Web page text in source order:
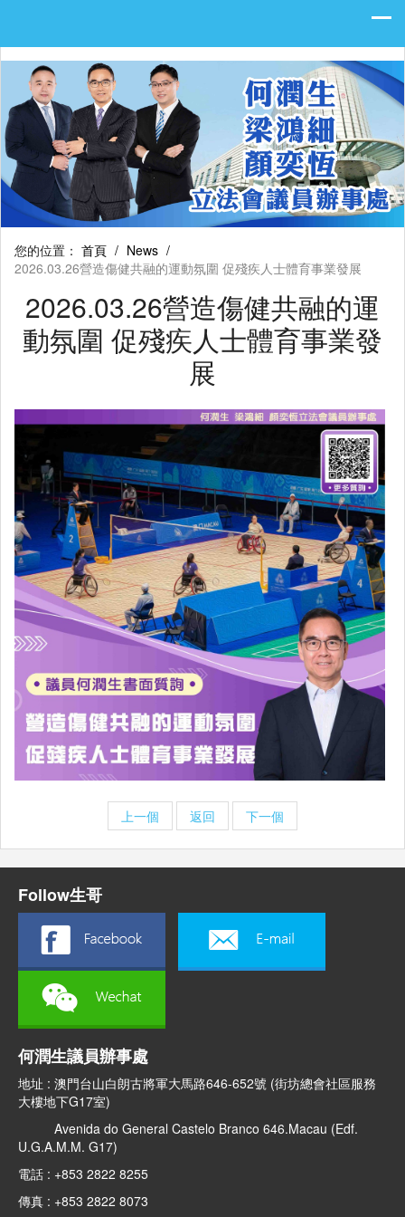
您的位置： 首頁 / News /
2026.03.26營造傷健共融的運動氛圍 促殘疾人士體育事業發展
2026.03.26營造傷健共融的運
動氛圍 促殘疾人士體育事業發
展
上一個 返回 下一個
Follow生哥
何潤生議員辦事處
地址 : 澳門台山白朗古將軍大馬路646-652號 (街坊總會社區服務
大樓地下G17室)
Avenida do General Castelo Branco 646.Macau (Edf.
U.G.A.M.M. G17)
電話 : +853 2822 8255
傳真 : +853 2822 8073